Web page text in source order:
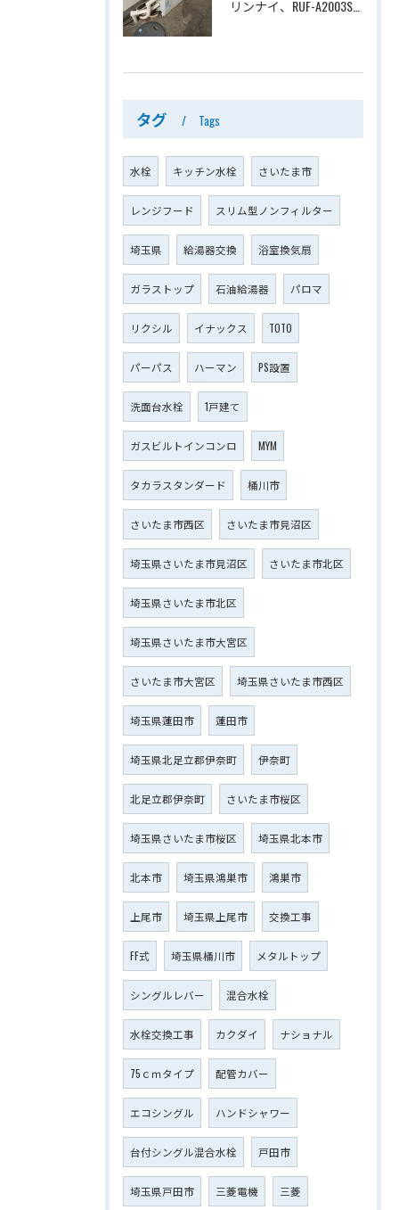
タグ Tags
水栓 キッチン水栓 さいたま市
レンジフード スリム型ノンフィルター
埼玉県 給湯器交換 浴室換気扇
ガラストップ 石油給湯器 パロマ
リクシル イナックス TOTO
パーパス ハーマン PS設置
洗面台水栓 1戸建て
ガスビルトインコンロ MYM
タカラスタンダード 桶川市
さいたま市西区 さいたま市見沼区
埼玉県さいたま市見沼区 さいたま市北区
埼玉県さいたま市北区
埼玉県さいたま市大宮区
さいたま市大宮区 埼玉県さいたま市西区
埼玉県蓮田市 蓮田市
埼玉県北足立郡伊奈町 伊奈町
北足立郡伊奈町 さいたま市桜区
埼玉県さいたま市桜区 埼玉県北本市
北本市 埼玉県鴻巣市 鴻巣市
上尾市 埼玉県上尾市 交換工事
FF式 埼玉県桶川市 メタルトップ
シングルレバー 混合水栓
水栓交換工事 カクダイ ナショナル
75ｃｍタイプ 配管カバー
エコシングル ハンドシャワー
台付シングル混合水栓 戸田市
埼玉県戸田市 三菱電機 三菱